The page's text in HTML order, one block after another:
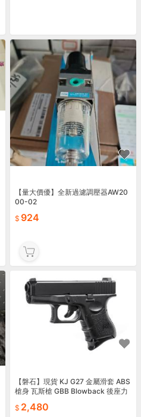
【量大價優】全新過濾調壓器AW20
00-02
924
【磐石】現貨 KJ G27 金屬滑套 ABS
槍身 瓦斯槍 GBB Blowback 後座力
2,480